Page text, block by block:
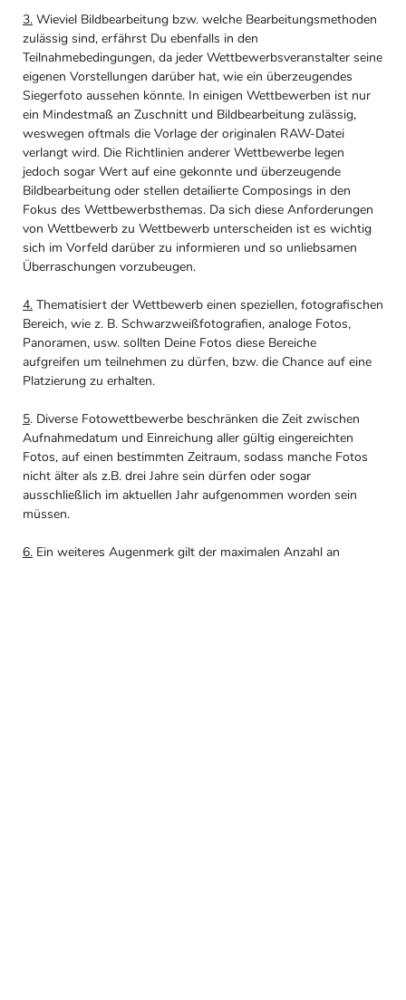
3. Wieviel Bildbearbeitung bzw. welche Bearbeitungsmethoden
zulässig sind, erfährst Du ebenfalls in den
Teilnahmebedingungen, da jeder Wettbewerbsveranstalter seine
eigenen Vorstellungen darüber hat, wie ein überzeugendes
Siegerfoto aussehen könnte. In einigen Wettbewerben ist nur
ein Mindestmaß an Zuschnitt und Bildbearbeitung zulässig,
weswegen oftmals die Vorlage der originalen RAW-Datei
verlangt wird. Die Richtlinien anderer Wettbewerbe legen
jedoch sogar Wert auf eine gekonnte und überzeugende
Bildbearbeitung oder stellen detailierte Composings in den
Fokus des Wettbewerbsthemas. Da sich diese Anforderungen
von Wettbewerb zu Wettbewerb unterscheiden ist es wichtig
sich im Vorfeld darüber zu informieren und so unliebsamen
Überraschungen vorzubeugen.
4. Thematisiert der Wettbewerb einen speziellen, fotografischen
Bereich, wie z. B. Schwarzweißfotografien, analoge Fotos,
Panoramen, usw. sollten Deine Fotos diese Bereiche
aufgreifen um teilnehmen zu dürfen, bzw. die Chance auf eine
Platzierung zu erhalten.
5. Diverse Fotowettbewerbe beschränken die Zeit zwischen
Aufnahmedatum und Einreichung aller gültig eingereichten
Fotos, auf einen bestimmten Zeitraum, sodass manche Fotos
nicht älter als z.B. drei Jahre sein dürfen oder sogar
ausschließlich im aktuellen Jahr aufgenommen worden sein
müssen.
6. Ein weiteres Augenmerk gilt der maximalen Anzahl an